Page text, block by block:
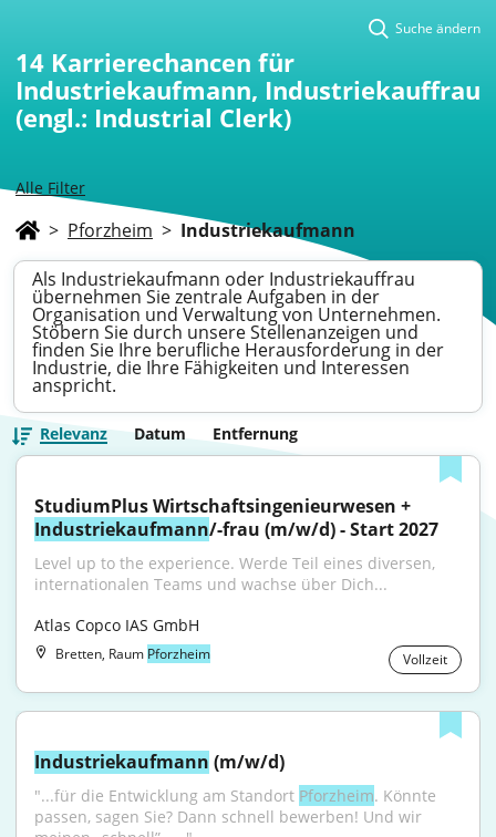
Alle Filter
Suche ändern
14 Karrierechancen für
Industriekaufmann, Industriekauffrau
(engl.: Industrial Clerk)
> Pforzheim > Industriekaufmann
Als Industriekaufmann oder Industriekauffrau
übernehmen Sie zentrale Aufgaben in der
Organisation und Verwaltung von Unternehmen.
Stöbern Sie durch unsere Stellenanzeigen und
finden Sie Ihre berufliche Herausforderung in der
Industrie, die Ihre Fähigkeiten und Interessen
anspricht.
Relevanz Datum Entfernung
Industriekaufmann/-frau (m/w/d) - Start 2027
Level up to the experience. Werde Teil eines diversen,
internationalen Teams und wachse über Dich...
Atlas Copco IAS GmbH
Bretten, Raum Pforzheim Vollzeit
Industriekaufmann (m/w/d)
"...für die Entwicklung am Standort Pforzheim. Könnte
passen, sagen Sie? Dann schnell bewerben! Und wir